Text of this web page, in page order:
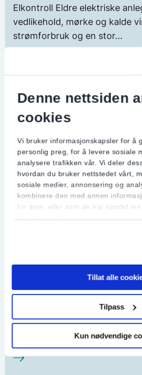
Denne nettsiden
cookies
Vi bruker informasjonskapsler for å
personlig preg, for å levere sosiale
analysere trafikken vår. Vi deler
hvordan du bruker nettstedet vårt,
sosiale medier, annonsering og
kombinere den med annen
for dem, eller som de har samlet inn
Tillat alle
Tilpass
Kun nødvendige
Elkontroll Eldre elektriske
vedlikehold, mørke og kalde
strømforbruk og en stor...
Kjøp og bruk av
Sikringsskap
Finn elektriker